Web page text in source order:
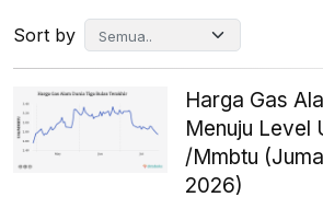
Sort by
Harga Gas
Menuju Level
/Mmbtu
2026)